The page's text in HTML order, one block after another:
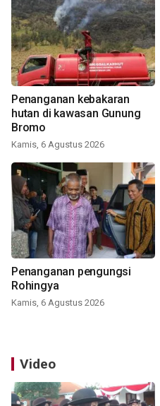
Penanganan kebakaran
hutan di kawasan Gunung
Bromo
Kamis, 6 Agustus 2026
Penanganan pengungsi
Rohingya
Kamis, 6 Agustus 2026
Video